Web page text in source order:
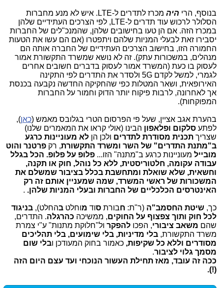
בנוסף, הרי היה
מכרז לתדרים ל-LTE. איש לא מנע מחברות
הסלולר לרכוש עוד תדרים ל-LTE, לפי הצרכים העתידיים שלהן
במכרז הזה. אם הן טעו בחישובים שלהן, שהמנכ"לים של החברות
יסבירו זאת לבעלי המניות שלהם ויתפטרו (אם הם עשו את הטעות
החמורה הזו, בחישוב הצרכים העתידיים של החברה אותה הם
מנהלים, במשכורות עתק). זה לא נושא שמשרד התקשורת אמור
לעסוק בו כעת (המשרד אמור לעסוק בדברים חשובים אחרים
לגמרי, למשל לקדם 5G ולסדר את התדרים לפי התקינה
האירופאית, ושאר המטלות כפי שהחקיקה החדשה נקבעה בכנסת
אך לאחרונה, לרבות פיקוח יותר הדוק וחמור על החברות
המפוקחות).
בהערת אגב אציין, שעל פי הפרסום הטרי בגלובס מאמש (כאן),
לפתע סלקום ופלאפוןהבינו (אולי קראו את המאמרים שלנו)
שצריך תכנית מסודרת לתדריםולכן הן לא מעוניינות כרגע
ב"מתנת התדרים" של השר ומשרד התקשורת, רק פרטנר והוט
מוביילמעוניינות כרגע ב"מתנה" הזו... פלופ על פלופ. הכל בגלל
עבודה עקומה, חלטוריסטית, ללא כל נוהל, חוק או תקנה,
וחשאית, שלא שואלת ומתחשבת בכלל בציבור שמשלם את
המשכורות של ראשי המשרד, שמה שמעניין אותם זה רק
האינטרסים הכלכליים של החברות ובעלי המניות שלהן. .
כך, שיטת החסמב"ה(ר"ת: חבורת סוד מוחלט בהחלט), בניגוד
לכל חוק ותוך צפצוף על החוקים, ממשיכה כהרגלה. התדרים,
שהם משאב ציבורי, הפכו להפקרול"חלוקת מתנות" ע"י צמרת
משרד התקשורת, בלי מדיניות, בלי שימועים, בלי תהליכים
מסודרים וללא כל שקיפות,כאמור בחוק המעודכן ו בלי שום
מסמך גלוי לציבור.
ככה זה עובד, מאז תחילת העשור הנוכחי ועד עצם היום הזה
(!).